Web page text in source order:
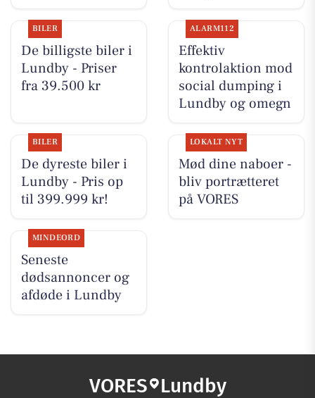
BILER
De billigste biler i
Lundby - Priser
fra 39.500 kr
ALARM112
Effektiv
kontrolaktion mod
social dumping i
Lundby og omegn
BILER
De dyreste biler i
Lundby - Pris op
til 399.999 kr!
LOKALT NYT
Mød dine naboer -
bliv portrætteret
på VORES
MINDEORD
Seneste
dødsannoncer og
afdøde i Lundby
VORES Lundby